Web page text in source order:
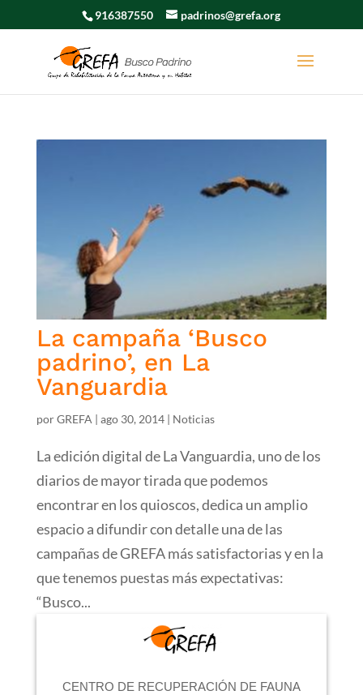
916387550 padrinos@grefa.org
La campaña ‘Busco
padrino’, en La
Vanguardia
porGREFA| ago 30, 2014| Noticias
La edición digital de La Vanguardia, uno de los
diarios de mayor tirada que podemos
encontrar en los quioscos, dedica un amplio
espacio a difundir con detalle una de las
campañas de GREFA más satisfactorias y en la
que tenemos puestas más expectativas:
“Busco...
CENTRO DE RECUPERACIÓN DE FAUNA